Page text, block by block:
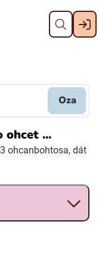
Gidde
Oza
ohcet ...
ohcanbohtosa, dát